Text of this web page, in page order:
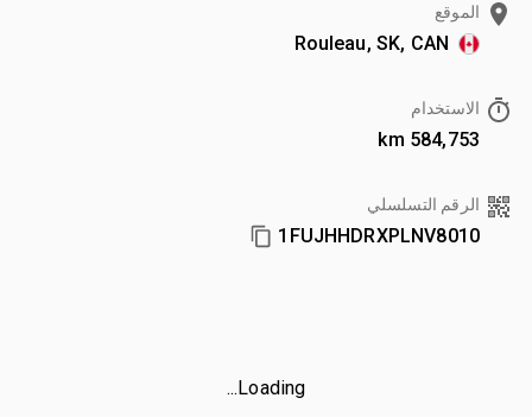
الموقع
Rouleau, SK, CAN
الاستخدام
584,753 km
الرقم التسلسلي
1FUJHHDRXPLNV8010
Loading...